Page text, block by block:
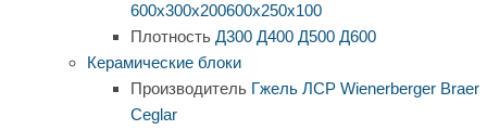
600х300х200600х250х100
Плотность Д300 Д400 Д500 Д600
Керамические блоки
Производитель Гжель ЛСР Wienerberger Braer
Ceglar